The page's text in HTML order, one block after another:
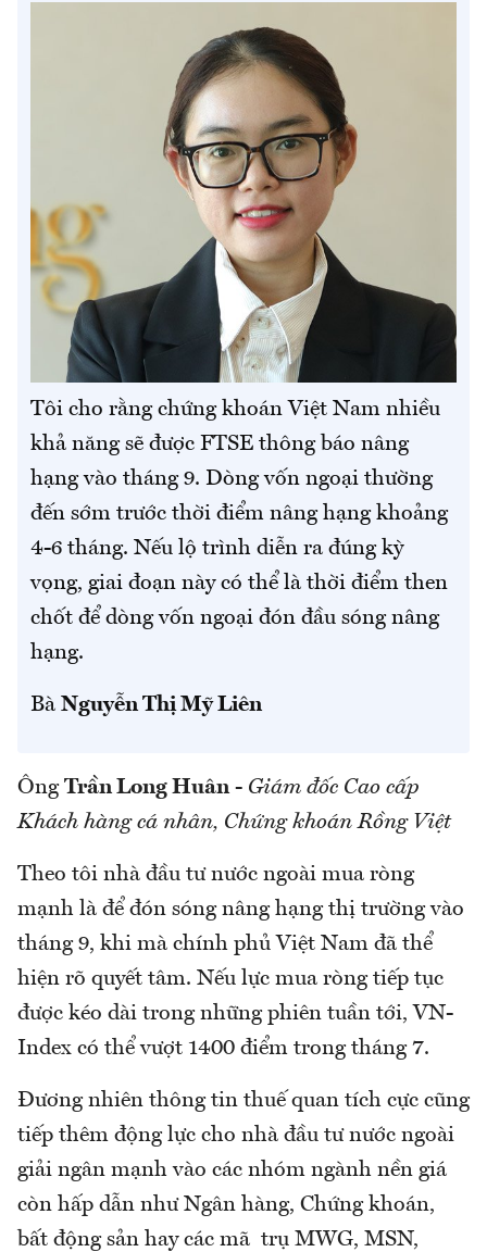
Tôi cho rằng chứng khoán Việt Nam nhiều
khả năng sẽ được FTSE thông báo nâng
hạng vào tháng 9. Dòng vốn ngoại thường
đến sớm trước thời điểm nâng hạng khoảng
4-6 tháng. Nếu lộ trình diễn ra đúng kỳ
vọng, giai đoạn này có thể là thời điểm then
chốt để dòng vốn ngoại đón đầu sóng nâng
hạng.
Bà Nguyễn Thị Mỹ Liên
Ông Trần Long Huân- Giám đốc Cao cấp
Khách hàng cá nhân, Chứng khoán Rồng Việt
Theo tôi nhà đầu tư nước ngoài mua ròng
mạnh là để đón sóng nâng hạng thị trường vào
tháng 9, khi mà chính phủ Việt Nam đã thể
hiện rõ quyết tâm. Nếu lực mua ròng tiếp tục
được kéo dài trong những phiên tuần tới, VN-
Index có thể vượt 1400 điểm trong tháng 7.
Đương nhiên thông tin thuế quan tích cực cũng
tiếp thêm động lực cho nhà đầu tư nước ngoài
giải ngân mạnh vào các nhóm ngành nền giá
còn hấp dẫn như Ngân hàng, Chứng khoán,
bất động sản hay các mã trụ MWG, MSN,